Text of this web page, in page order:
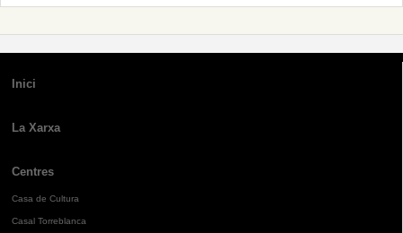
Inici
La Xarxa
Centres
Casa de Cultura
Casal Torreblanca